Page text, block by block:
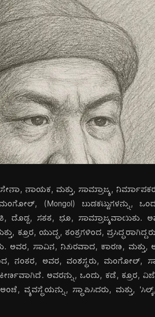
ನಾಯಕ, ಮತ್ತು, ಸಾಮ್ರಾಜ್ಯ,
(Mongol) ಬುಡಕಟ್ಟುಗಳನ್ನು,
ದೊಡ್ಡ, ಸತತ, ಭೂ, ಸಾಮ್ರಾಜ್ಯವಾಯಿತು.
ಕ್ರೂರ, ಯುದ್ಧ, ತಂತ್ರಗಳಿಂದ,
ಅವರ, ಸಾವಿನ, ನಿಖರವಾದ, ಕಾರಣ,
ಅವರ, ವಂಶಸ್ಥರು, ಮಂಗೋಲ್,
ಅವರನ್ನು, ಒಂದು, ಕಡೆ, ಕ್ರೂರ,
ವ್ಯವಸ್ಥೆಯನ್ನು, ಸ್ಥಾಪಿಸಿದರು, ಮತ್ತು,